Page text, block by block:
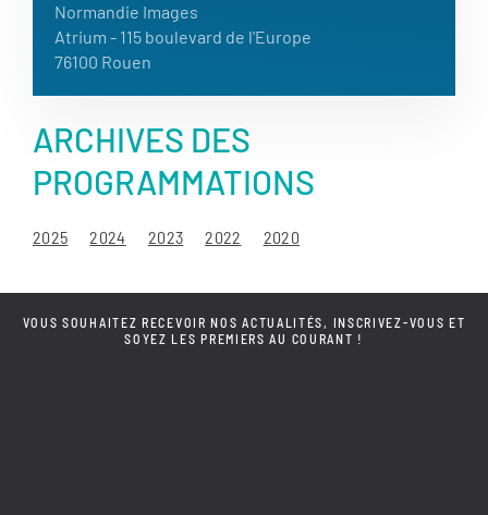
Normandie Images
Atrium - 115 boulevard de l'Europe
76100 Rouen
ARCHIVES DES
PROGRAMMATIONS
2025 2024 2023 2022 2020
VOUS SOUHAITEZ RECEVOIR NOS ACTUALITÉS, INSCRIVEZ-VOUS ET
SOYEZ LES PREMIERS AU COURANT !